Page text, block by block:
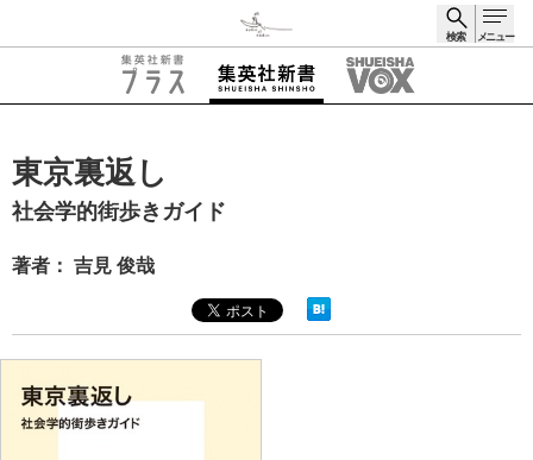
検索 メニュー
東京裏返し
社会学的街歩きガイド
著者： 吉見 俊哉